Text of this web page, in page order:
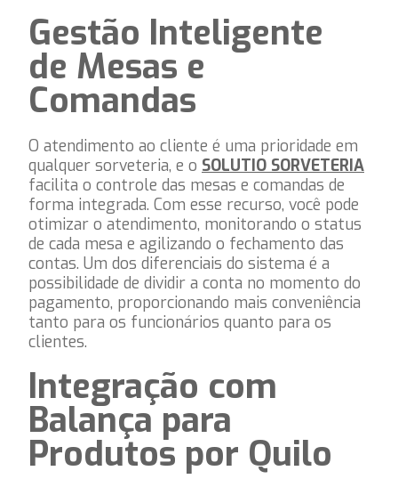
Gestão Inteligente
de Mesas e
Comandas
O atendimento ao cliente é uma prioridade em
qualquer sorveteria, e o SOLUTIO SORVETERIA
facilita o controle das mesas e comandas de
forma integrada. Com esse recurso, você pode
otimizar o atendimento, monitorando o status
de cada mesa e agilizando o fechamento das
contas. Um dos diferenciais do sistema é a
possibilidade de dividir a conta no momento do
pagamento, proporcionando mais conveniência
tanto para os funcionários quanto para os
clientes.
Integração com
Balança para
Produtos por Quilo